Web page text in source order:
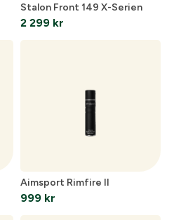
Stalon Front 149 X-Serien
2 299 kr
Aimsport Rimfire II
999 kr